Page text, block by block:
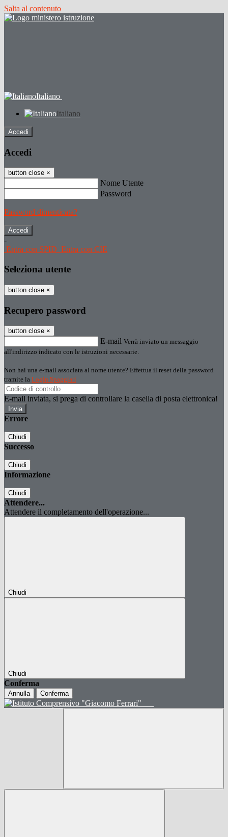
Salta al contenuto
Italiano
Italiano
Accedi
Accedi
button close ×
Nome Utente
Password
Password dimenticata?
-
Entra con SPID Entra con CIE
Seleziona utente
button close ×
Recupero password
button close ×
E-mail Verrà inviato un messaggio
all'indirizzo indicato con le istruzioni necessarie.
Non hai una e-mail associata al nome utente? Effettua il reset della password
tramite la Login Spaggiari
E-mail inviata, si prega di controllare la casella di posta elettronica!
Errore
Chiudi
Successo
Chiudi
Informazione
Chiudi
Attendere...
Attendere il completamento dell'operazione...
Chiudi
Chiudi
Conferma
Annulla Conferma